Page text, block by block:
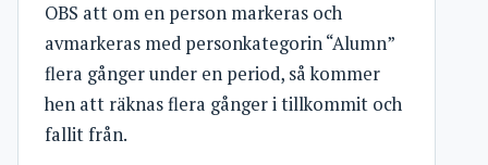
OBS att om en person markeras och
avmarkeras med personkategorin “Alumn”
flera gånger under en period, så kommer
hen att räknas flera gånger i tillkommit och
fallit från.